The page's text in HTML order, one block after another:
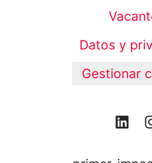
Datos y
Gestionar